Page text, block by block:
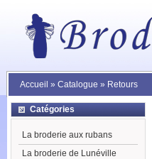
Accueil » Catalogue » Retours
Catégories
La broderie aux rubans
La broderie de Lunéville